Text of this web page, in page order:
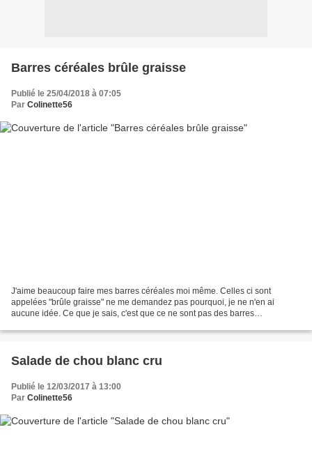
Barres céréales brûle graisse
Publié le 25/04/2018 à 07:05
Par Colinette56
J'aime beaucoup faire mes barres céréales moi même. Celles ci sont
appelées "brûle graisse" ne me demandez pas pourquoi, je ne n'en ai
aucune idée. Ce que je sais, c'est que ce ne sont pas des barres
Salade de chou blanc cru
Publié le 12/03/2017 à 13:00
Par Colinette56